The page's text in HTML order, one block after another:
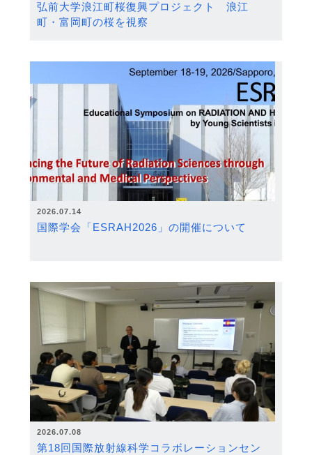
弘前大学浪江町桜復興プロジェクト 浪江
町・富岡町の桜を視察
2026.07.14
国際学会「ESRAH2026」の開催について
2026.07.08
第18回国際放射線科学コラボレーションセン